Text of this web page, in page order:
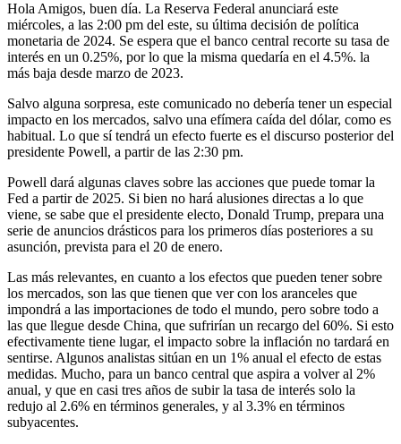
Hola Amigos, buen día. La Reserva Federal anunciará este
miércoles, a las 2:00 pm del este, su última decisión de política
monetaria de 2024. Se espera que el banco central recorte su tasa de
interés en un 0.25%, por lo que la misma quedaría en el 4.5%. la
más baja desde marzo de 2023.
Salvo alguna sorpresa, este comunicado no debería tener un especial
impacto en los mercados, salvo una efímera caída del dólar, como es
habitual. Lo que sí tendrá un efecto fuerte es el discurso posterior del
presidente Powell, a partir de las 2:30 pm.
Powell dará algunas claves sobre las acciones que puede tomar la
Fed a partir de 2025. Si bien no hará alusiones directas a lo que
viene, se sabe que el presidente electo, Donald Trump, prepara una
serie de anuncios drásticos para los primeros días posteriores a su
asunción, prevista para el 20 de enero.
Las más relevantes, en cuanto a los efectos que pueden tener sobre
los mercados, son las que tienen que ver con los aranceles que
impondrá a las importaciones de todo el mundo, pero sobre todo a
las que llegue desde China, que sufrirían un recargo del 60%. Si esto
efectivamente tiene lugar, el impacto sobre la inflación no tardará en
sentirse. Algunos analistas sitúan en un 1% anual el efecto de estas
medidas. Mucho, para un banco central que aspira a volver al 2%
anual, y que en casi tres años de subir la tasa de interés solo la
redujo al 2.6% en términos generales, y al 3.3% en términos
subyacentes.